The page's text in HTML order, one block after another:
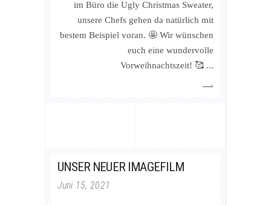
im Büro die Ugly Christmas Sweater,
unsere Chefs gehen da natürlich mit
bestem Beispiel voran. 🤩 Wir wünschen
euch eine wundervolle
Vorweihnachtszeit! 🥰
UNSER NEUER IMAGEFILM
Juni 15, 2021